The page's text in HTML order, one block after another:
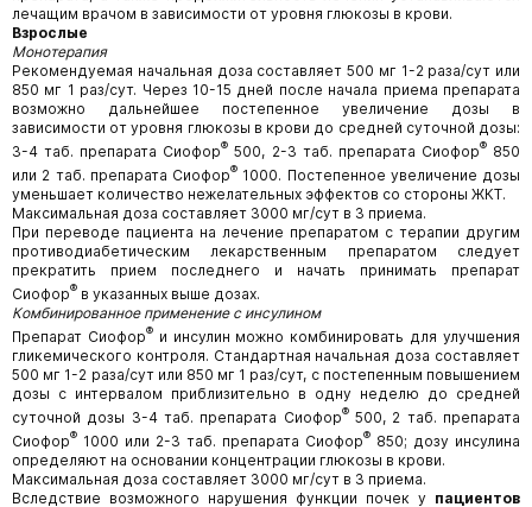
лечащим врачом в зависимости от уровня глюкозы в крови.
Взрослые
Монотерапия
Рекомендуемая начальная доза составляет 500 мг 1-2 раза/сут или
850 мг 1 раз/сут. Через 10-15 дней после начала приема препарата
возможно дальнейшее постепенное увеличение дозы в
зависимости от уровня глюкозы в крови до средней суточной дозы:
3-4 таб. препарата Сиофор® 500, 2-3 таб. препарата Сиофор®850
или 2 таб. препарата Сиофор® 1000. Постепенное увеличение дозы
уменьшает количество нежелательных эффектов со стороны ЖКТ.
Максимальная доза составляет 3000 мг/сут в 3 приема.
При переводе пациента на лечение препаратом с терапии другим
противодиабетическим лекарственным препаратом следует
прекратить прием последнего и начать принимать препарат
Сиофор® в указанных выше дозах.
Комбинированное применение с инсулином
Препарат Сиофор®и инсулин можно комбинировать для улучшения
гликемического контроля. Стандартная начальная доза составляет
500 мг 1-2 раза/сут или 850 мг 1 раз/сут, с постепенным повышением
дозы с интервалом приблизительно в одну неделю до средней
суточной дозы 3-4 таб. препарата Сиофор®500, 2 таб. препарата
Сиофор® 1000 или 2-3 таб. препарата Сиофор® 850; дозу инсулина
определяют на основании концентрации глюкозы в крови.
Максимальная доза составляет 3000 мг/сут в 3 приема.
Вследствие возможного нарушения функции почек у пациентов